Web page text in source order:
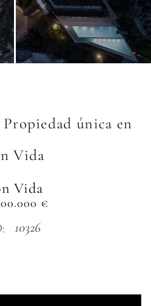
única en
Vida
Vida
€
10326